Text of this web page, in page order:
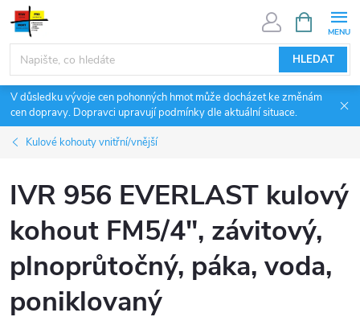
Přejít
obsah
HLEDAT
NÁKUPNÍ
KOŠÍK
V důsledku vývoje cen pohonných hmot může docházet ke změnám
cen dopravy. Dopravci upravují podmínky dle aktuální situace.
Kulové kohouty vnitřní/vnější
IVR 956 EVERLAST kulový
kohout FM5/4", závitový,
plnoprůtočný, páka, voda,
poniklovaný